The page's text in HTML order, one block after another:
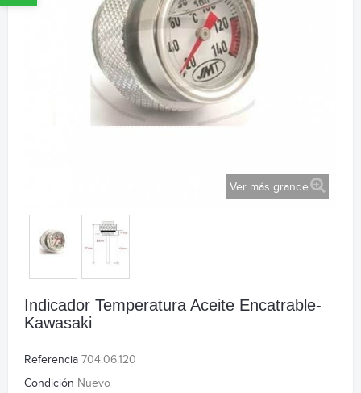
Ver más grande
Indicador Temperatura Aceite Encatrable-
Kawasaki
Referencia 704.06.120
Condición Nuevo